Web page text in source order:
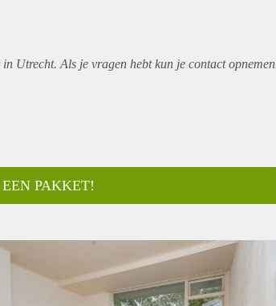
in Utrecht. Als je vragen hebt kun je contact opnemen
PAKKET!